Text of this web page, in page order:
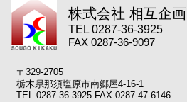
株式会社 相互企画
TEL 0287-36-3925
FAX 0287-36-9097
〒329-2705
栃木県那須塩原市南郷屋4-16-1
TEL 0287-36-3925 FAX 0287-47-6146